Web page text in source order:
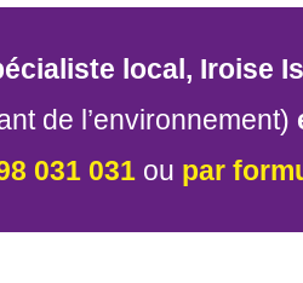
local, Iroise
de l’environnement)
031 031 ou par